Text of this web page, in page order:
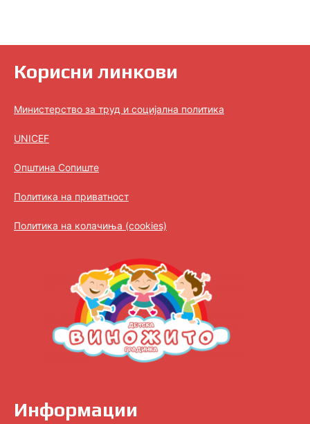
Корисни линкови
Министерство за труд и социјална политика
UNICEF
Општина Сопиште
Политика на приватност
Политика на колачиња (cookies)
Информации